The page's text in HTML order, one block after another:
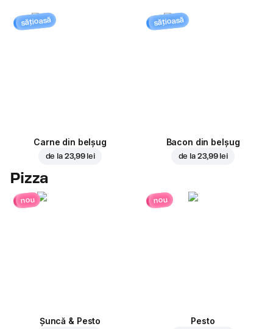
sățioasă
Carne din belșug
de la 23,99 lei
sățioasă
Bacon din belșug
de la 23,99 lei
Pizza
nou
Șuncă & Pesto
nou
Pesto